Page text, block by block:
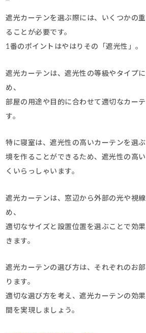
遮光カーテンを選ぶ際には、いくつかの
ることが必要です。
1番のポイントはやはりその「遮光性」。
遮光カーテンは、遮光性の等級やタイプ
め、
部屋の用途や目的に合わせて適切なカー
す。
特に寝室は、遮光性の高いカーテンを選
境を作ることができるため、遮光性の高
くいらっしゃいます。
遮光カーテンは、窓辺から外部の光や視
め、
適切なサイズと設置位置を選ぶことで効
きます。
遮光カーテンの選び方は、それぞれのお
ります。
適切な選び方を考え、遮光カーテンの効
間を実現しましょう。